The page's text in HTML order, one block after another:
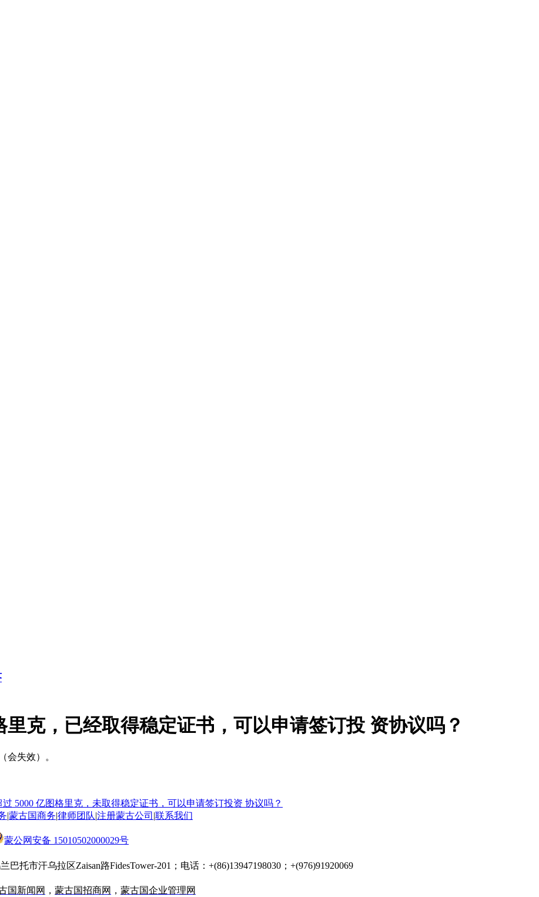
克，已经取得稳定证书，可以申请签订投 资协议吗？
会失效）。
5000 亿图格里克，未取得稳定证书，可以申请签订投资 协议吗？
蒙古国商务 律师团队 注册蒙古公司 联系我们
蒙公网安备 15010502000029号
巴托市汗乌拉区Zaisan路FidesTower-201；电话：+(86)13947198030；+(976)91920069
国新闻网 ， 蒙古国招商网 ， 蒙古国企业管理网